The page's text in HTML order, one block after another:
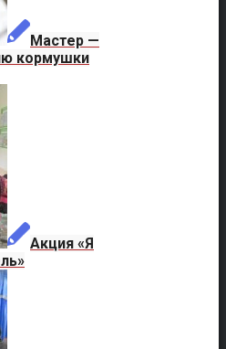
Мастер —
кормушки
Акция «Я